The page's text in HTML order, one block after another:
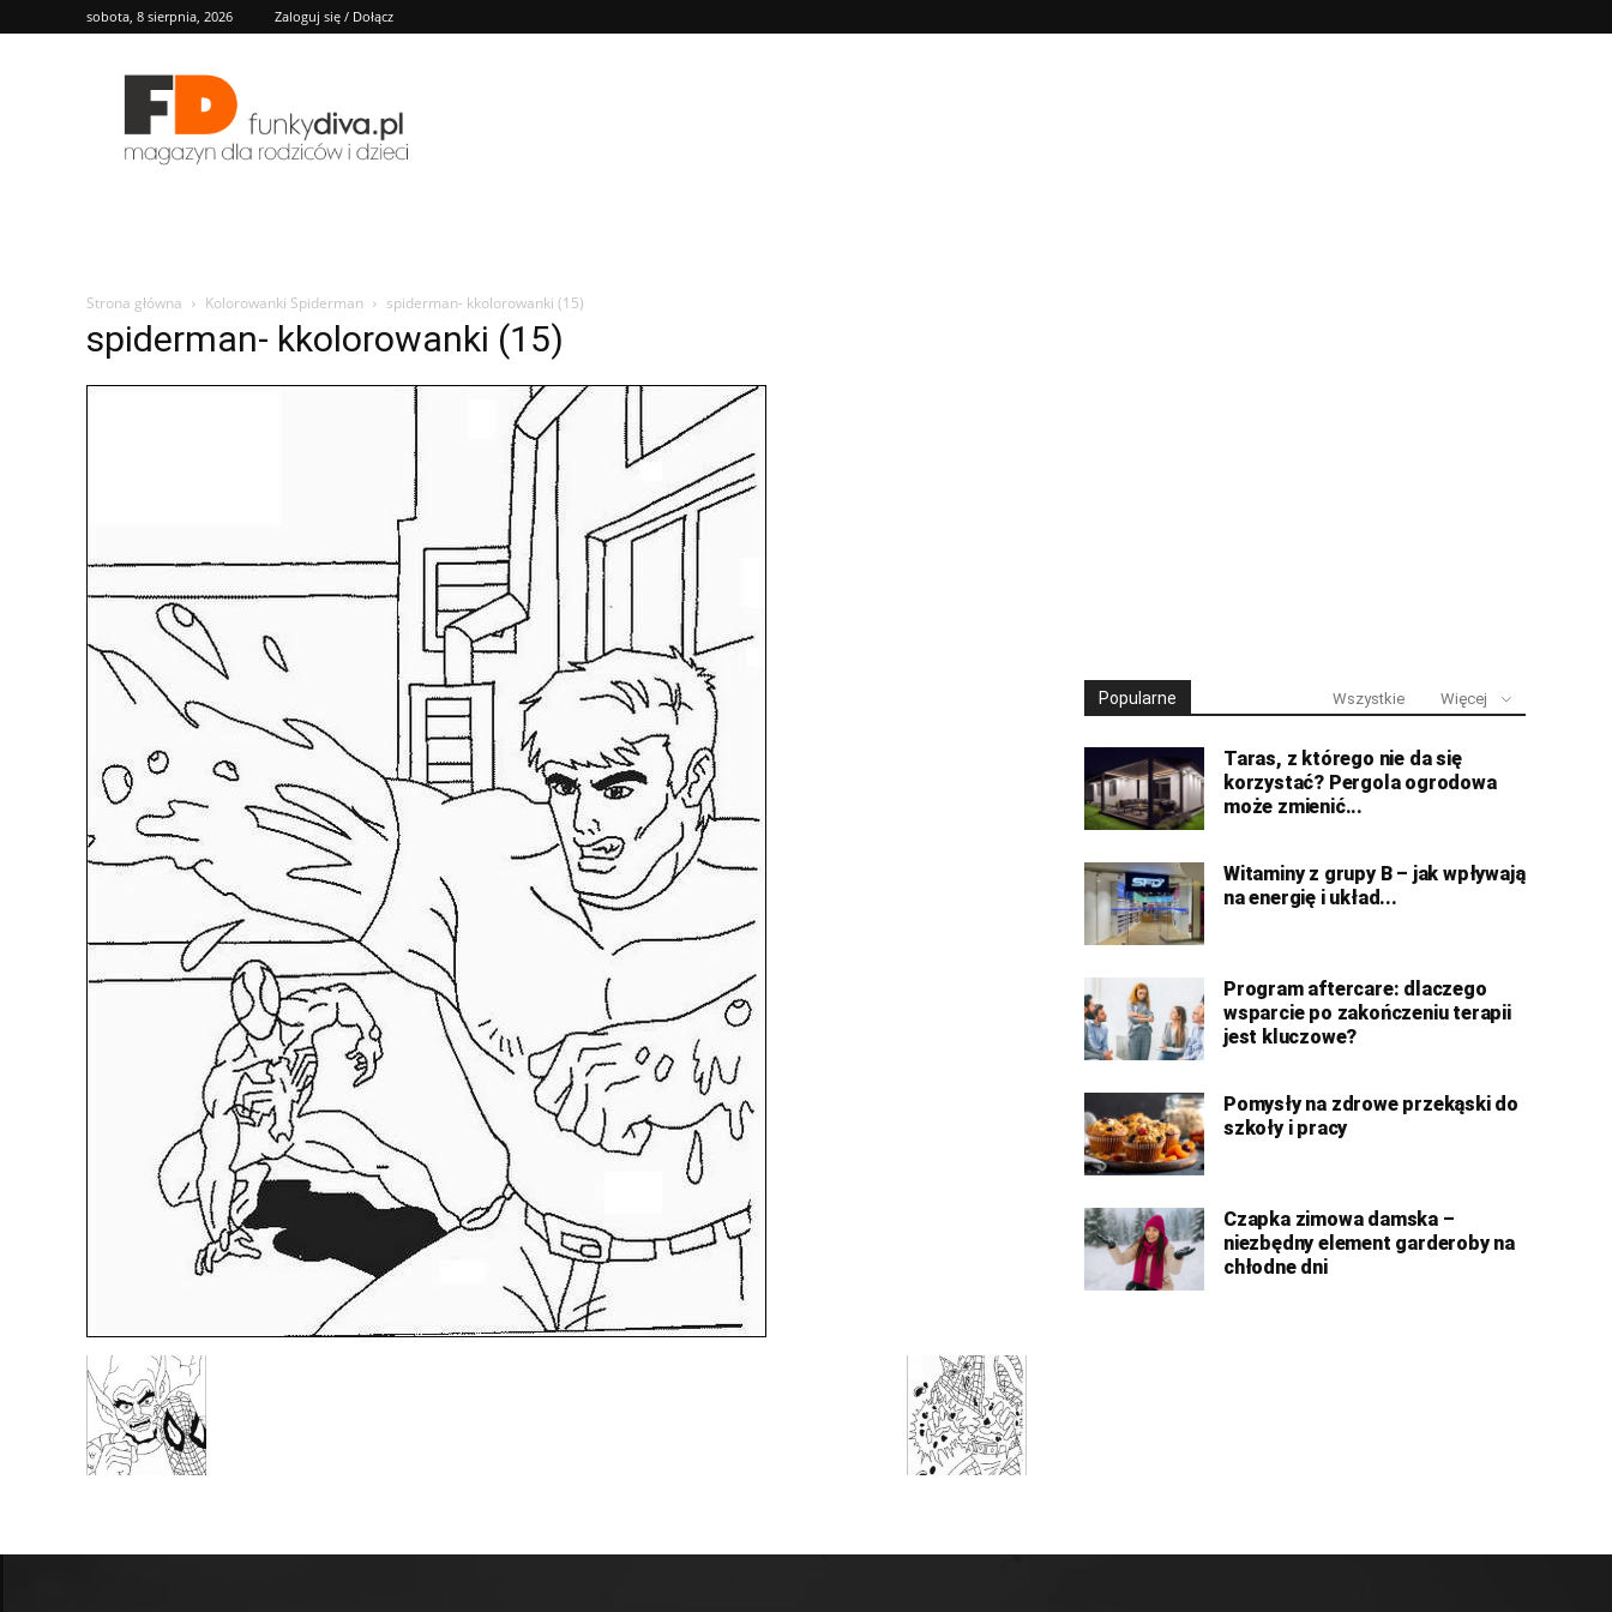
sobota, 8 sierpnia, 2026 Zaloguj się / Dołącz
FD
Strona główna Kolorowanki Spiderman spiderman- kkolorowanki (15)
spiderman- kkolorowanki (15)
Popularne Wszystkie Więcej
Taras, z którego nie da się
korzystać? Pergola ogrodowa
może zmienić...
Witaminy z grupy B – jak wpływają
na energię i układ...
Program aftercare: dlaczego
wsparcie po zakończeniu terapii
jest kluczowe?
Pomysły na zdrowe przekąski do
szkoły i pracy
Czapka zimowa damska –
niezbędny element garderoby na
chłodne dni